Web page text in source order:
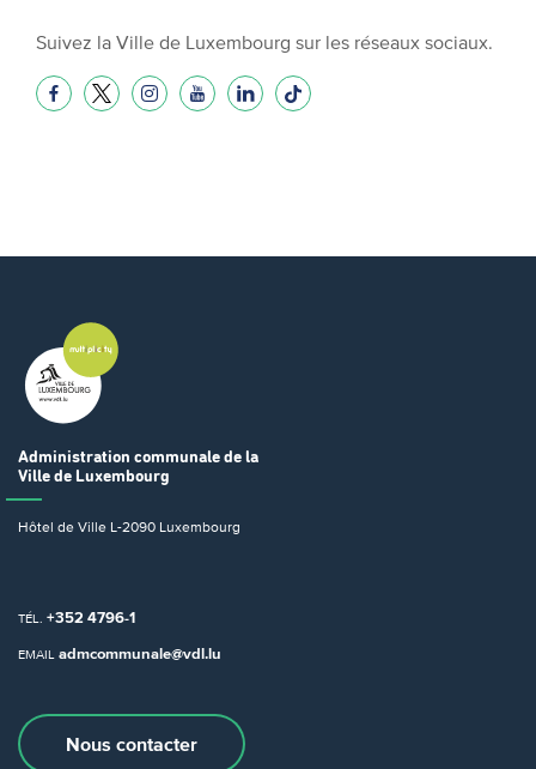
Suivez la Ville de Luxembourg sur les réseaux sociaux.
Administration communale de la
Ville de Luxembourg
Hôtel de Ville L-2090 Luxembourg
TÉL. +352 4796-1
EMAIL admcommunale@vdl.lu
Nous contacter